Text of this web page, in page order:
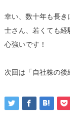
幸い、数十年も長
士さん、若くても
心強いです！
次回は「自社株の後